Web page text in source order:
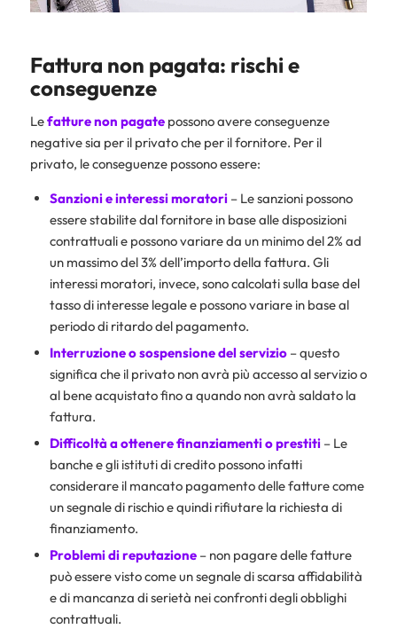
Fattura non pagata: rischi e
conseguenze
Lefatture non pagatepossono avere conseguenze
negative sia per il privato che per il fornitore. Per il
privato, le conseguenze possono essere:
Sanzioni e interessi moratori– Le sanzioni possono
essere stabilite dal fornitore in base alle disposizioni
contrattuali e possono variare da un minimo del 2% ad
un massimo del 3% dell’importo della fattura. Gli
interessi moratori, invece, sono calcolati sulla base del
tasso di interesse legale e possono variare in base al
periodo di ritardo del pagamento.
Interruzione o sospensione del servizio– questo
significa che il privato non avrà più accesso al servizio o
al bene acquistato fino a quando non avrà saldato la
fattura.
Difficoltà a ottenere finanziamenti o prestiti– Le
banche e gli istituti di credito possono infatti
considerare il mancato pagamento delle fatture come
un segnale di rischio e quindi rifiutare la richiesta di
finanziamento.
Problemi di reputazione– non pagare delle fatture
può essere visto come un segnale di scarsa affidabilità
e di mancanza di serietà nei confronti degli obblighi
contrattuali.